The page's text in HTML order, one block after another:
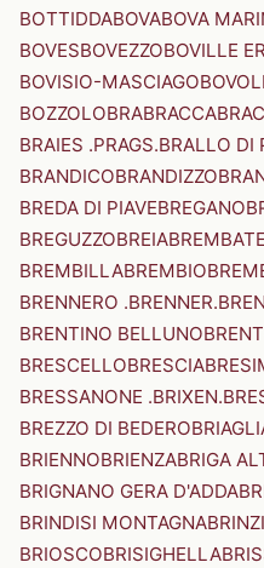
BOTTIDDABOVABOVA
BOVESBOVEZZOBOVILLE
BOVISIO-MASCIAGO
BOZZOLOBRABRACCA
BRAIES .PRAGS.BRALLO DI
BRANDICOBRANDIZZO
BREDA DI PIAVEBREGANO
BREGUZZOBREIABREMBATE
BREMBILLABREMBIO
BRENNERO .BRENNER.
BRENTINO BELLUNO
BRESCELLOBRESCIA
BRESSANONE .BRIXEN.
BREZZO DI BEDERO
BRIENNOBRIENZABRIGA
BRIGNANO GERA D'ADDA
BRINDISI MONTAGNA
BRIOSCOBRISIGHELLA